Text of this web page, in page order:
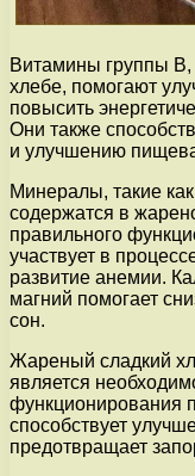
Витамины группы
хлебе, помогают
повысить
Они также
и улучшению
Минералы, такие
содержатся в
правильного
участвует в
развитие анемии.
магний помогает
сон.
Жареный сладкий
является
функционирования
способствует
предотвращает